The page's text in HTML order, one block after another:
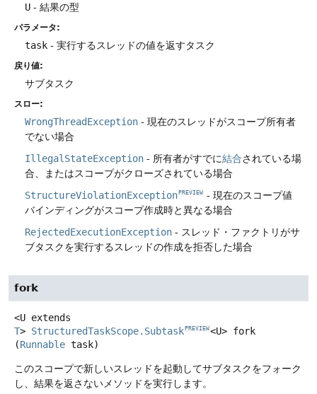
U - 結果の型
パラメータ:
task - 実行するスレッドの値を返すタスク
戻り値:
サブタスク
スロー:
WrongThreadException - 現在のスレッドがスコープ所有者
でない場合
IllegalStateException - 所有者がすでに結合されている場
合、またはスコープがクローズされている場合
StructureViolationException PREVIEW - 現在のスコープ値
バインディングがスコープ作成時と異なる場合
RejectedExecutionException - スレッド・ファクトリがサ
ブタスクを実行するスレッドの作成を拒否した場合
fork
T> StructuredTaskScope.Subtask PREVIEW<U> fork
(Runnable task)
このスコープで新しいスレッドを起動してサブタスクをフォーク
し、結果を返さないメソッドを実行します。